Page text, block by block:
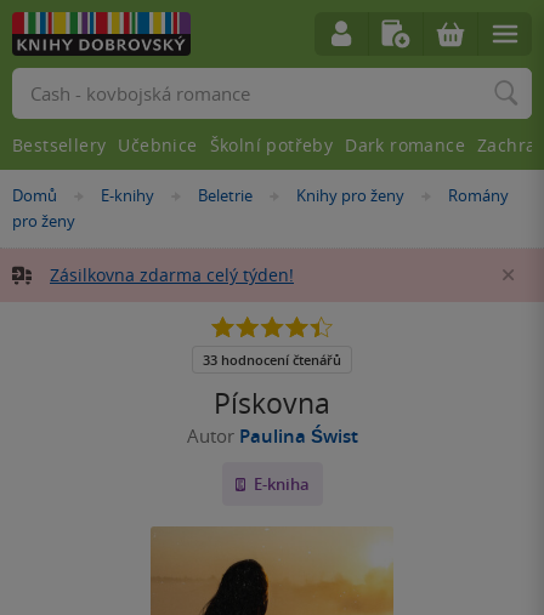
Nacházíte
se
Domů »
E-knihy »
Beletrie »
Knihy pro ženy »
Romány
pro ženy
Zásilkovna zdarma celý týden!
Pískovna
Autor Paulina Świst
E-kniha
4.4
5
33 hodnocení čtenářů
Vyhledávání
Bestsellery Učebnice Školní potřeby Dark romance